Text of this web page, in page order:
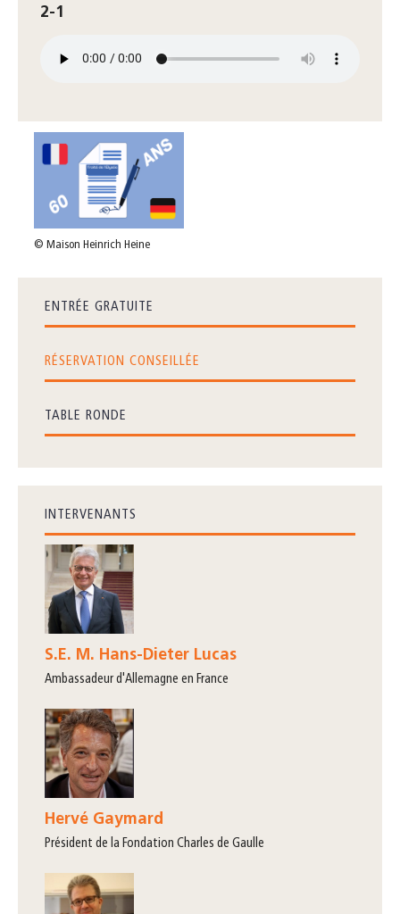
2-1
© Maison Heinrich Heine
ENTRÉE GRATUITE
RÉSERVATION CONSEILLÉE
TABLE RONDE
INTERVENANTS
S.E. M. Hans-Dieter Lucas
ambassadeur d'Allemagne en France
Hervé Gaymard
président de la Fondation Charles de Gaulle